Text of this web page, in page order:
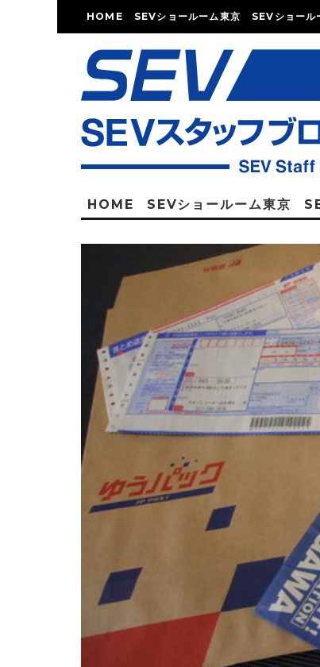
HOME SEVショールーム東京 SEVショール
HOME SEVショールーム東京